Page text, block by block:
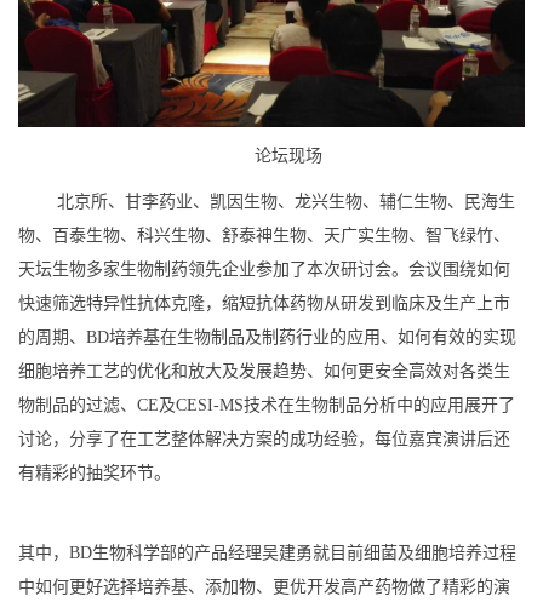
论坛现场
北京所、甘李药业、凯因生物、龙兴生物、辅仁生物、民海生
物、百泰生物、科兴生物、舒泰神生物、天广实生物、智飞绿竹、
天坛生物多家生物制药领先企业参加了本次研讨会。会议围绕如何
快速筛选特异性抗体克隆，缩短抗体药物从研发到临床及生产上市
的周期、BD培养基在生物制品及制药行业的应用、如何有效的实现
细胞培养工艺的优化和放大及发展趋势、如何更安全高效对各类生
物制品的过滤、CE及CESI-MS技术在生物制品分析中的应用展开了
讨论，分享了在工艺整体解决方案的成功经验，每位嘉宾演讲后还
有精彩的抽奖环节。
其中，BD生物科学部的产品经理吴建勇就目前细菌及细胞培养过程
中如何更好选择培养基、添加物、更优开发高产药物做了精彩的演